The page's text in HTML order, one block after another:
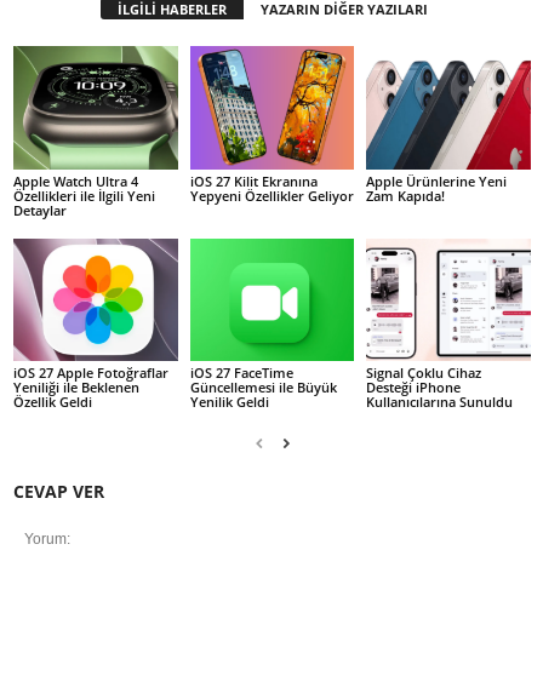
İLGİLİ HABERLER YAZARIN DİĞER YAZILARI
Apple Watch Ultra 4
Özellikleri ile İlgili Yeni
Detaylar
iOS 27 Kilit Ekranına
Yepyeni Özellikler Geliyor
Apple Ürünlerine Yeni
Zam Kapıda!
iOS 27 Apple Fotoğraflar
Yeniliği ile Beklenen
Özellik Geldi
iOS 27 FaceTime
Güncellemesi ile Büyük
Yenilik Geldi
Signal Çoklu Cihaz
Desteği iPhone
Kullanıcılarına Sunuldu
CEVAP VER